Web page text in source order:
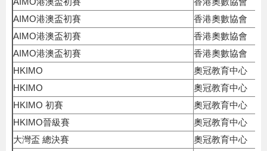
AIMO港澳盃初賽
香港奧數協會
AIMO港澳盃初賽
香港奧數協會
AIMO港澳盃初賽
香港奧數協會
HKIMO
奧冠教育中心
HKIMO
奧冠教育中心
HKIMO 初賽
奧冠教育中心
HKIMO晉級賽
奧冠教育中心
大灣盃 總決賽
奧冠教育中心